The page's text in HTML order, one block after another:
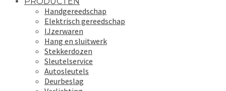
Handgereedschap
Elektrisch gereedschap
IJzerwaren
Hang en sluitwerk
Stekkerdozen
Sleutelservice
Autosleutels
Deurbeslag